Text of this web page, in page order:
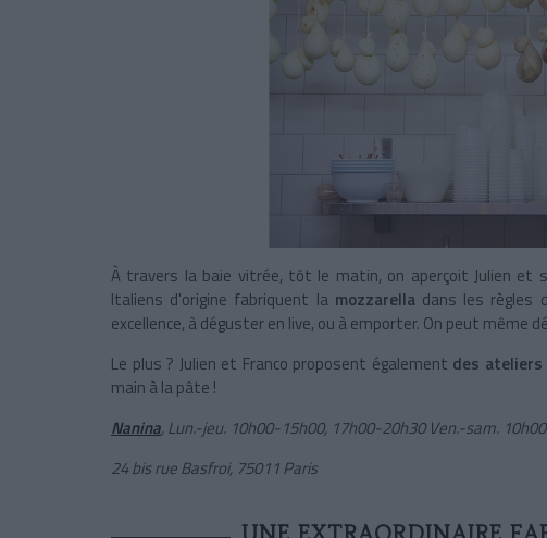
À travers la baie vitrée, tôt le matin, on aperçoit Julien et
Italiens d'origine fabriquent la mozzarelladans les règles
excellence, à déguster en live, ou à emporter. On peut même
Le plus ? Julien et Franco proposent également des ateliers
main à la pâte !
Nanina, Lun.-jeu. 10h00-15h00, 17h00-20h30 Ven.-sam.
24 bis rue Basfroi, 75011 Paris